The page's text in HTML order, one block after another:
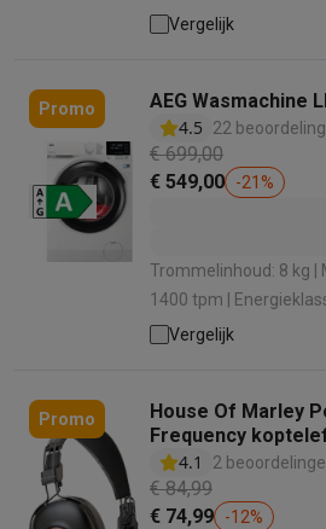
Geluidsniveau bij het
Vergelijk
Promo
AEG Wasmachine
4.5
22
€ 699,00
€ 549,00
-21 %
Trommelinhoud: 8 kg |
1400 tpm | Energieklasse: A |
het zwieren: 74 dB |
Vergelijk
Promo
House Of Marley
Frequency
4.1
2
€ 84,99
€ 74,99
-12%